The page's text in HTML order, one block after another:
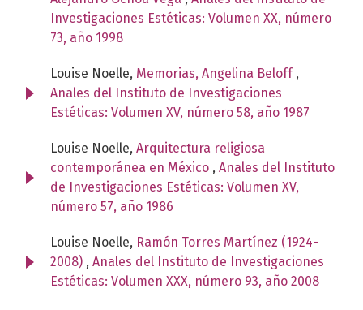
Investigaciones Estéticas: Volumen XX, número
73, año 1998
Louise Noelle, Memorias, Angelina Beloff ,
Anales del Instituto de Investigaciones
Estéticas: Volumen XV, número 58, año 1987
Louise Noelle, Arquitectura religiosa
contemporánea en México , Anales del Instituto
de Investigaciones Estéticas: Volumen XV,
número 57, año 1986
Louise Noelle, Ramón Torres Martínez (1924-
2008) , Anales del Instituto de Investigaciones
Estéticas: Volumen XXX, número 93, año 2008